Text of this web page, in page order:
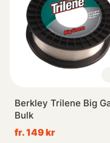
Berkley Trilene Big
Bulk
fr. 149 kr